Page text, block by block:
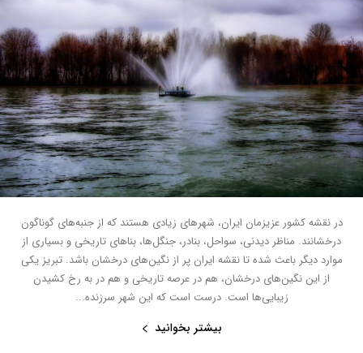
در نقشه کشور عزیزمان ایران، شهرهای زیادی هستند که از جنبه‌های گوناگون
درخشانند. مناظر دیدنی، سواحل، بنادر، جنگل‌ها، بناهای تاریخی و بسیاری از
موارد دیگر باعث شده تا نقشه ایران پر از نگین‌های درخشان باشد. تبریز یکی
از این نگین‌های درخشان، هم در عرصه تاریخی و هم در به رخ کشیدن
زیبایی‌ها است. درست است که این شهر سرزنده...
بیشتر بخوانید